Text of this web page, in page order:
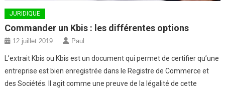
JURIDIQUE
Commander un Kbis : les différentes options
12 juillet 2019 Paul
L’extrait Kbis ou Kbis est un document qui permet de certifier qu’une
entreprise est bien enregistrée dans le Registre de Commerce et
des Sociétés. Il agit comme une preuve de la légalité de cette